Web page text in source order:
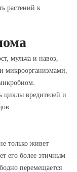
растений к
мульча и навоз,
микроорганизмами,
циклы вредителей и
только живет
его более этичным
перемещается